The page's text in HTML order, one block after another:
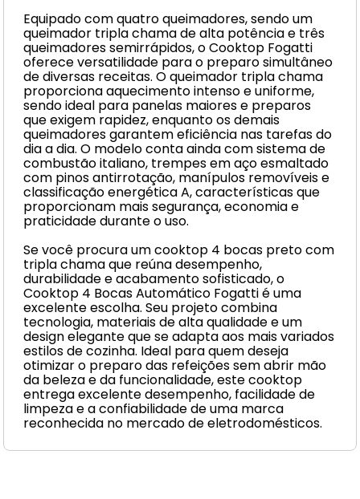
Equipado com quatro queimadores, sendo um
queimador tripla chama de alta potência e três
queimadores semirrápidos, o Cooktop Fogatti
oferece versatilidade para o preparo simultâneo
de diversas receitas. O queimador tripla chama
proporciona aquecimento intenso e uniforme,
sendo ideal para panelas maiores e preparos
que exigem rapidez, enquanto os demais
queimadores garantem eficiência nas tarefas do
dia a dia. O modelo conta ainda com sistema de
combustão italiano, trempes em aço esmaltado
com pinos antirrotação, manípulos removíveis e
classificação energética A, características que
proporcionam mais segurança, economia e
praticidade durante o uso.
Se você procura um cooktop 4 bocas preto com
tripla chama que reúna desempenho,
durabilidade e acabamento sofisticado, o
Cooktop 4 Bocas Automático Fogatti é uma
excelente escolha. Seu projeto combina
tecnologia, materiais de alta qualidade e um
design elegante que se adapta aos mais variados
estilos de cozinha. Ideal para quem deseja
otimizar o preparo das refeições sem abrir mão
da beleza e da funcionalidade, este cooktop
entrega excelente desempenho, facilidade de
limpeza e a confiabilidade de uma marca
reconhecida no mercado de eletrodomésticos.